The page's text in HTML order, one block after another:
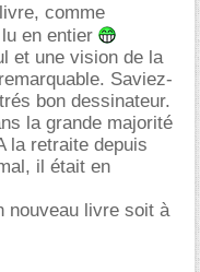
comme
en entier
et une vision de la
Saviez-
bon dessinateur.
la grande majorité
la retraite depuis
il était en
nouveau livre soit à